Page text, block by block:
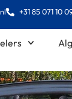
+31 85 071 10